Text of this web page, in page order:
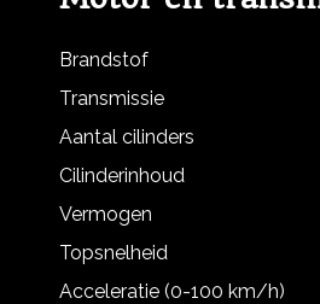
Brandstof
Transmissie
Aantal cilinders
Cilinderinhoud
Vermogen
Topsnelheid
Acceleratie (0-100 km/h)